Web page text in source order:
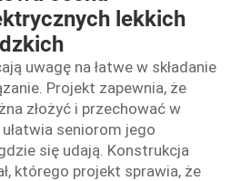
lekkich
uwagę na łatwe w składanie
Projekt zapewnia, że
złożyć i przechować w
seniorom jego
się udają. Konstrukcja
którego projekt sprawia, że